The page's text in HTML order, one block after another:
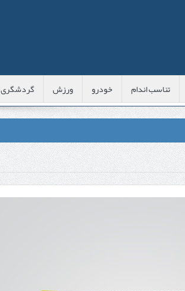
تناسب اندام خودرو ورزش گردشگری